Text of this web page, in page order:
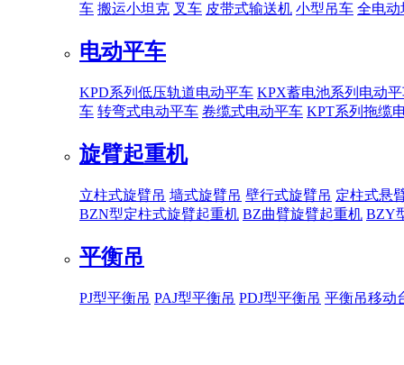
车 搬运小坦克 叉车 皮带式输送机 小型吊车 全电动
电动平车
KPD系列低压轨道电动平车 KPX蓄电池系列电动
车 转弯式电动平车 卷缆式电动平车 KPT系列拖缆
旋臂起重机
立柱式旋臂吊 墙式旋臂吊 壁行式旋臂吊 定柱式悬
BZN型定柱式旋臂起重机 BZ曲臂旋臂起重机 BZY
平衡吊
PJ型平衡吊 PAJ型平衡吊 PDJ型平衡吊 平衡吊移动